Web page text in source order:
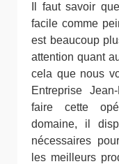
Il faut savoir
facile comme
est beaucoup
attention quant
cela que nous
Entreprise
faire cette
domaine, il
nécessaires
les meilleurs